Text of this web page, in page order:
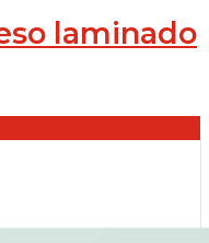
laminado